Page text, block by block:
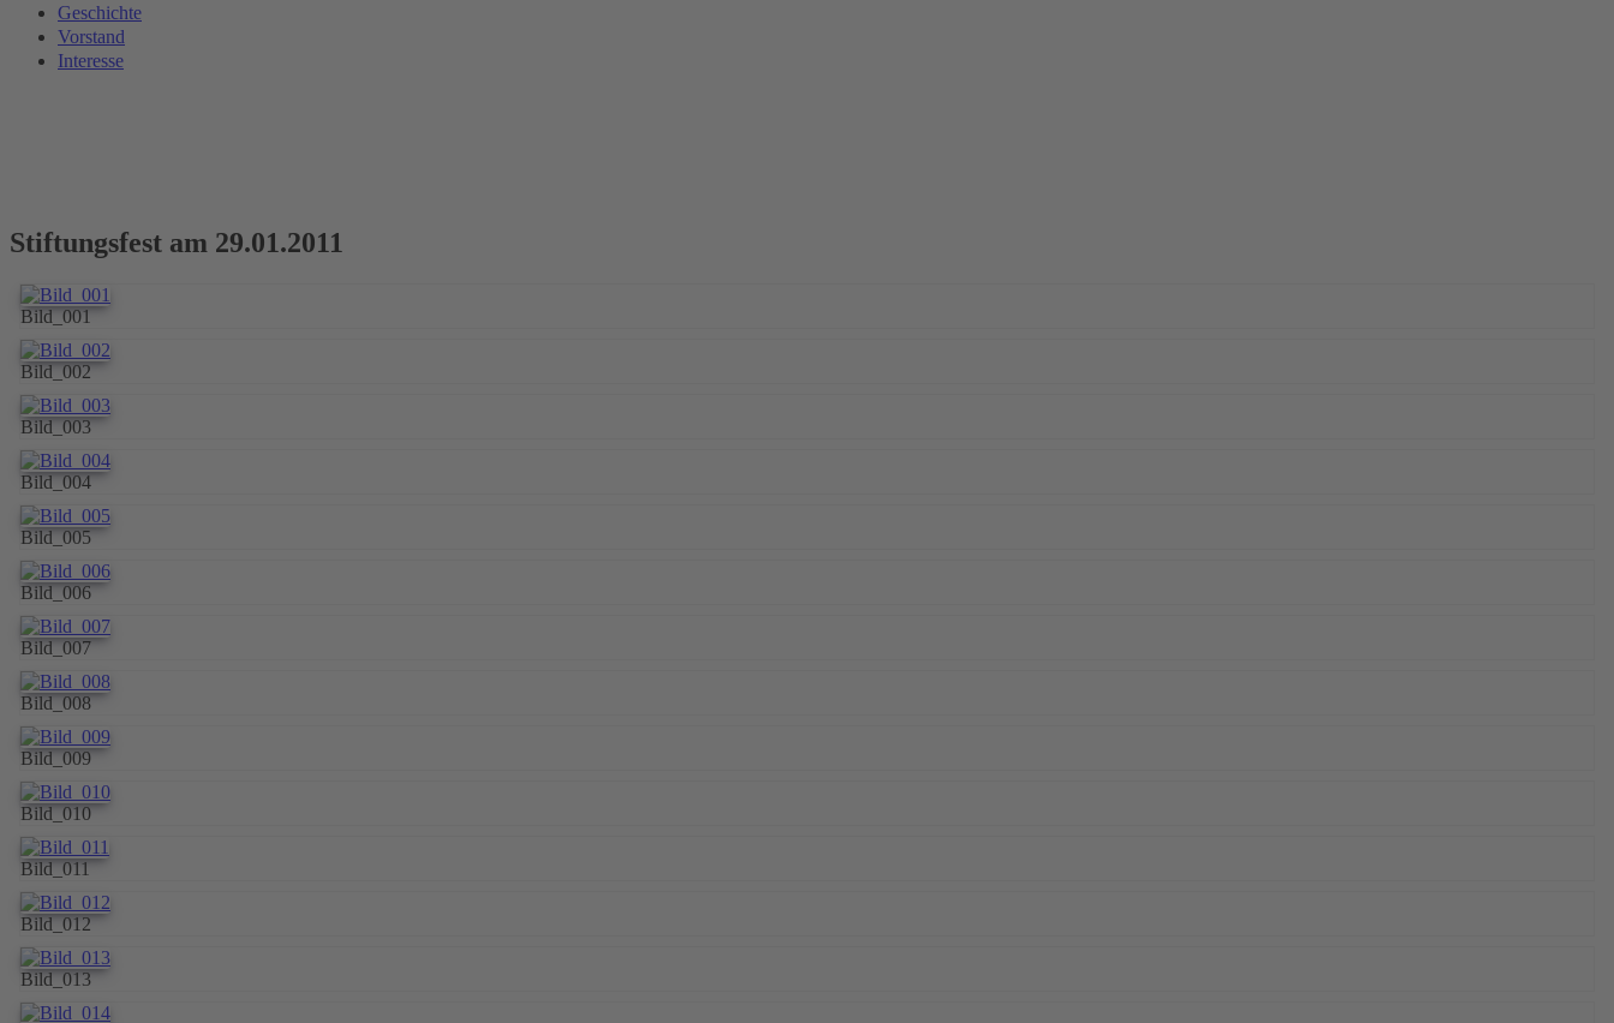
Geschichte
Vorstand
Interesse
Stiftungsfest am 29.01.2011
Bild_001
Bild_002
Bild_003
Bild_004
Bild_005
Bild_006
Bild_007
Bild_008
Bild_009
Bild_010
Bild_011
Bild_012
Bild_013